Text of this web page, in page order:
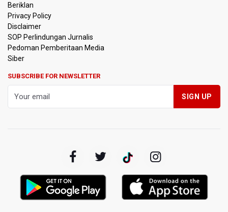
Amnesty International Desak Hentikan Sementara dan
Evaluasi Program MBG Usai Rentetan Dugaan Keracunan
Harga Telur dan Daging Ayam Masih Tertekan,
Suntikan Dana Rp20,5 Triliun dari Pusat
DPR Pastikan Tak Ada Surpres Pergantian Kapolri
OJK Wajibkan Pindar Serahkan Data Transaksi
Garuda Pertiwi dan Putri Nusantara akan Bela Indonesia
di Srikandi Merdeka Cup 2026
Beriklan
Privacy Policy
Disclaimer
SOP Perlindungan Jurnalis
Pedoman Pemberitaan Media
Siber
SUBSCRIBE FOR NEWSLETTER